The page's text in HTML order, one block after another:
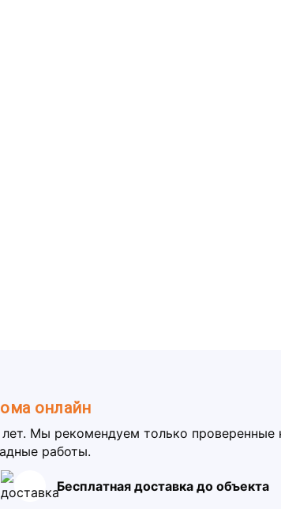
онлайн
Мы рекомендуем только
работы.
Бесплатная доставка до объекта